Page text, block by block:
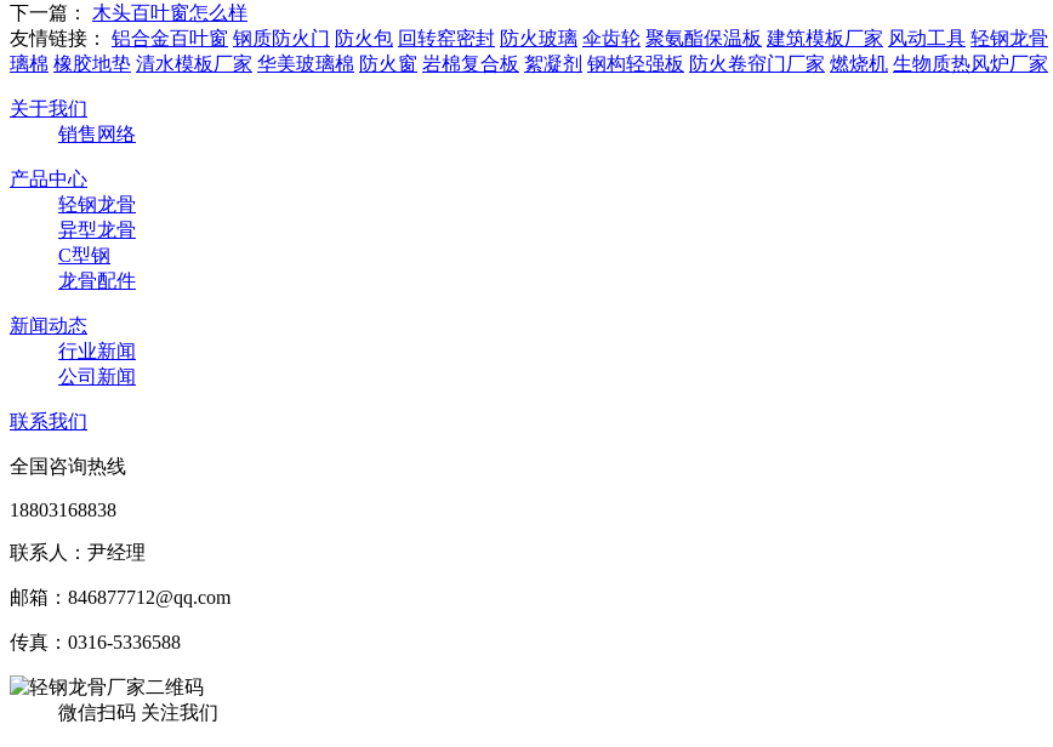
下一篇： 木头百叶窗怎么样
友情链接：
铝合金百叶窗 钢质防火门 防火包 回转窑密封 防火玻璃 伞齿轮 聚氨酯保温板 建筑模板厂家 风动工具 轻钢龙骨
璃棉 橡胶地垫 清水模板厂家 华美玻璃棉 防火窗 岩棉复合板 絮凝剂 钢构轻强板 防火卷帘门厂家 燃烧机 生物质热风炉厂家
关于我们
销售网络
产品中心
轻钢龙骨
异型龙骨
C型钢
龙骨配件
新闻动态
行业新闻
公司新闻
联系我们
全国咨询热线
18803168838
联系人：尹经理
邮箱：846877712@qq.com
传真：0316-5336588
微信扫码 关注我们